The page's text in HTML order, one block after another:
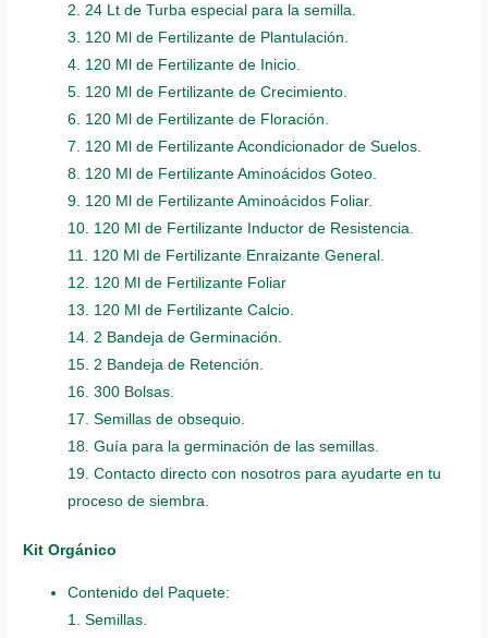
2. 24 Lt de Turba especial para la semilla.
3. 120 Ml de Fertilizante de Plantulación.
4. 120 Ml de Fertilizante de Inicio.
5. 120 Ml de Fertilizante de Crecimiento.
6. 120 Ml de Fertilizante de Floración.
7. 120 Ml de Fertilizante Acondicionador de Suelos.
8. 120 Ml de Fertilizante Aminoácidos Goteo.
9. 120 Ml de Fertilizante Aminoácidos Foliar.
10. 120 Ml de Fertilizante Inductor de Resistencia.
11. 120 Ml de Fertilizante Enraizante General.
12. 120 Ml de Fertilizante Foliar
13. 120 Ml de Fertilizante Calcio.
14. 2 Bandeja de Germinación.
15. 2 Bandeja de Retención.
16. 300 Bolsas.
17. Semillas de obsequio.
18. Guía para la germinación de las semillas.
19. Contacto directo con nosotros para ayudarte en tu
proceso de siembra.
Kit Orgánico
Contenido del Paquete:
1. Semillas.